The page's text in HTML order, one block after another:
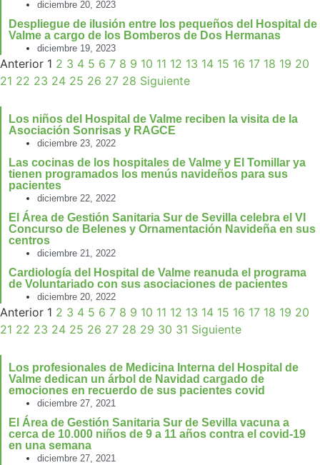
diciembre 20, 2023
Despliegue de ilusión entre los pequeños del Hospital de
Valme a cargo de los Bomberos de Dos Hermanas
diciembre 19, 2023
Anterior 1 2 3 4 5 6 7 8 9 10 11 12 13 14 15 16 17 18 19 20
21 22 23 24 25 26 27 28 Siguiente
Los niños del Hospital de Valme reciben la visita de la
Asociación Sonrisas y RAGCE
diciembre 23, 2022
Las cocinas de los hospitales de Valme y El Tomillar ya
tienen programados los menús navideños para sus
pacientes
diciembre 22, 2022
El Área de Gestión Sanitaria Sur de Sevilla celebra el VI
Concurso de Belenes y Ornamentación Navideña en sus
centros
diciembre 21, 2022
Cardiología del Hospital de Valme reanuda el programa
de Voluntariado con sus asociaciones de pacientes
diciembre 20, 2022
Anterior 1 2 3 4 5 6 7 8 9 10 11 12 13 14 15 16 17 18 19 20
21 22 23 24 25 26 27 28 29 30 31 Siguiente
Los profesionales de Medicina Interna del Hospital de
Valme dedican un árbol de Navidad cargado de
emociones en recuerdo de sus pacientes covid
diciembre 27, 2021
El Área de Gestión Sanitaria Sur de Sevilla vacuna a
cerca de 10.000 niños de 9 a 11 años contra el covid-19
en una semana
diciembre 27, 2021